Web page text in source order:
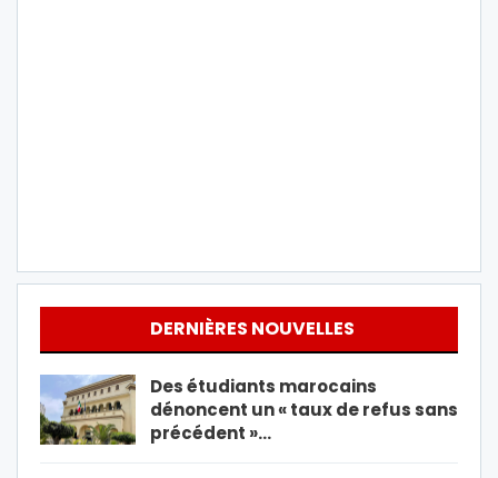
DERNIÈRES NOUVELLES
Des étudiants marocains
dénoncent un « taux de refus sans
précédent »…